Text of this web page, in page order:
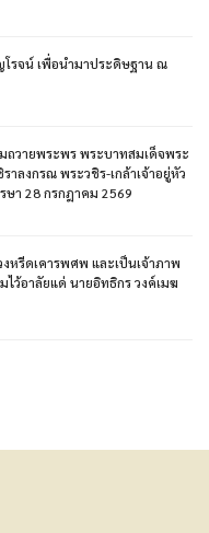
จน์ เพื่อนำมาประดิษฐาน ณ
วายพระพร พระบาทสมเด็จพระ
ลงกรณ พระวชิร-เกล้าเจ้าอยู่หัว
ษา 28 กรกฎาคม 2569
หรีดเคารพศพ และเป็นเจ้าภาพ
ว้อาลัยแด่ นายอิทธิกร วงค์เมฆ